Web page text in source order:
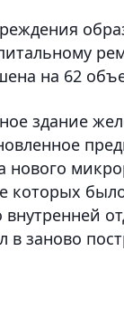
на 62
здание
нового
которых
заново